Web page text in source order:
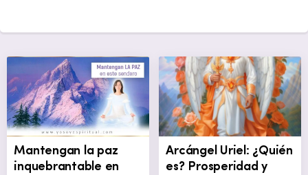
Mantengan la paz
inquebrantable en
Arcángel Uriel: ¿Quién
es? Prosperidad y